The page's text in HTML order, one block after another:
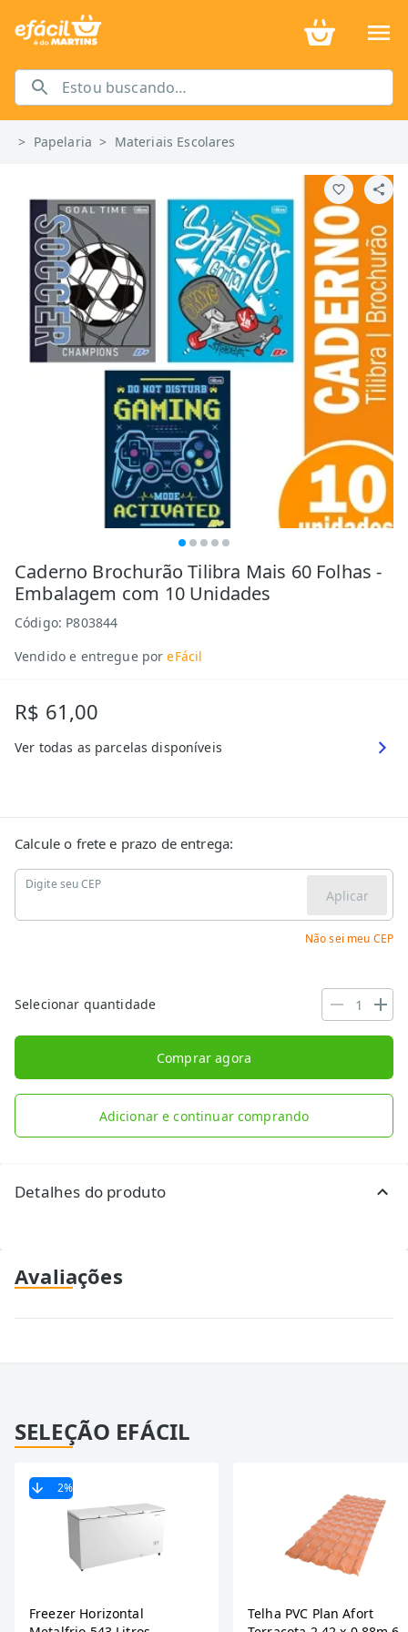
> Papelaria > Materiais Escolares
Caderno Brochurão Tilibra Mais 60 Folhas -
Embalagem com 10 Unidades
Código: P803844
Vendido e entregue por eFácil
R$ 61,00
Ver todas as parcelas disponíveis
Calcule o frete e prazo de entrega:
Digite seu CEP
Aplicar
Não sei meu CEP
Selecionar quantidade
Comprar agora
Adicionar e continuar comprando
Detalhes do produto
Avaliações
SELEÇÃO EFÁCIL
2%
Freezer Horizontal
Telha PVC Plan Afort